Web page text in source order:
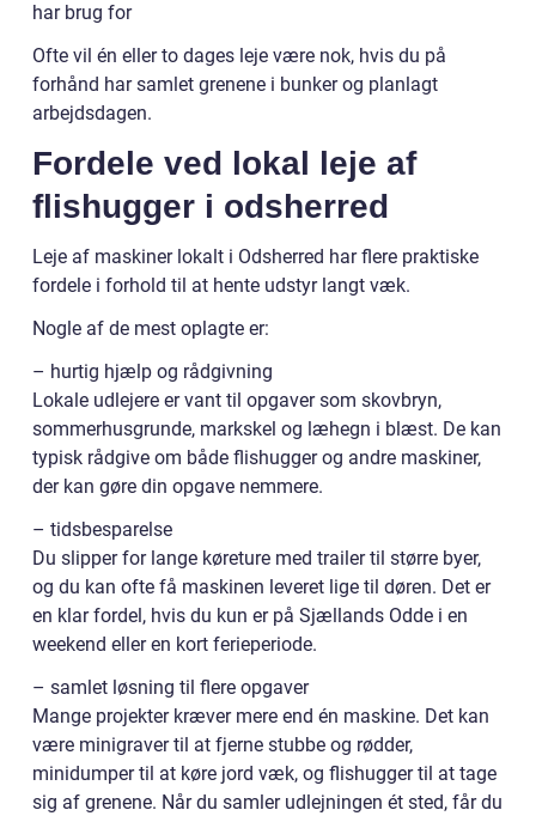
har brug for
Ofte vil én eller to dages leje være nok, hvis du på
forhånd har samlet grenene i bunker og planlagt
arbejdsdagen.
Fordele ved lokal leje af
flishugger i odsherred
Leje af maskiner lokalt i Odsherred har flere praktiske
fordele i forhold til at hente udstyr langt væk.
Nogle af de mest oplagte er:
– hurtig hjælp og rådgivning
Lokale udlejere er vant til opgaver som skovbryn,
sommerhusgrunde, markskel og læhegn i blæst. De kan
typisk rådgive om både flishugger og andre maskiner,
der kan gøre din opgave nemmere.
– tidsbesparelse
Du slipper for lange køreture med trailer til større byer,
og du kan ofte få maskinen leveret lige til døren. Det er
en klar fordel, hvis du kun er på Sjællands Odde i en
weekend eller en kort ferieperiode.
– samlet løsning til flere opgaver
Mange projekter kræver mere end én maskine. Det kan
være minigraver til at fjerne stubbe og rødder,
minidumper til at køre jord væk, og flishugger til at tage
sig af grenene. Når du samler udlejningen ét sted, får du